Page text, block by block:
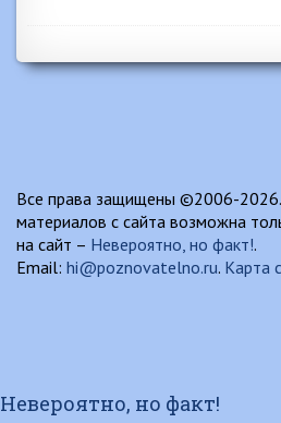
Все права защищены ©2006-
материалов с сайта возможна
на сайт – Невероятно, но факт!.
Email: hi@poznovatelno.ru. Карта
Невероятно, но факт!